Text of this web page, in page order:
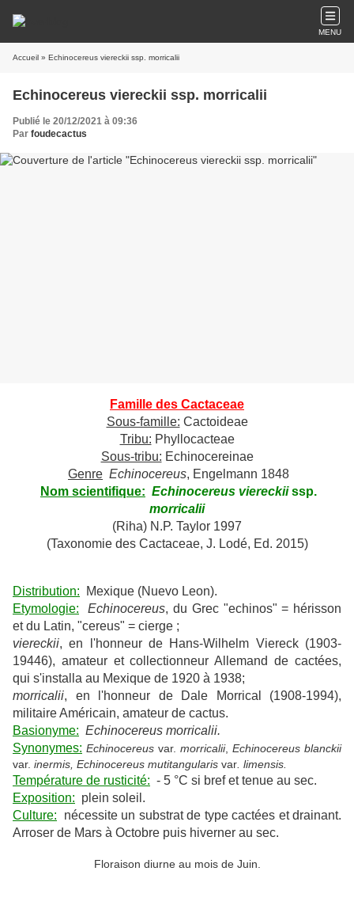
MENU
Accueil » Echinocereus viereckii ssp. morricalii
Echinocereus viereckii ssp. morricalii
Publié le 20/12/2021 à 09:36
Par foudecactus
Famille des Cactaceae
Sous-famille: Cactoideae
Tribu: Phyllocacteae
Sous-tribu: Echinocereinae
Genre Echinocereus, Engelmann 1848
Nom scientifique: Echinocereus viereckiissp.
morricalii
(Riha) N.P. Taylor 1997
(Taxonomie des Cactaceae, J. Lodé, Ed. 2015)
Distribution: Mexique (Nuevo Leon).
Etymologie:
Echinocereus, du Grec "echinos" = hérisson
et du Latin, "cereus" = cierge ;
viereckii, en l'honneur de Hans-Wilhelm Viereck (1903-
19446), amateur et collectionneur Allemand de cactées,
qui s'installa au Mexique de 1920 à 1938;
morricalii, en l'honneur de Dale Morrical (1908-1994),
militaire Américain, amateur de cactus.
Basionyme: Echinocereus morricalii.
Synonymes: Echinocereus var. morricalii, Echinocereus blanckii
var. inermis, Echinocereus mutitangularis var . limensis.
Température de rusticité: - 5 °C si bref et tenue au sec.
Exposition: plein soleil.
Culture:
nécessite un substrat de type cactées et drainant.
Arroser de Mars à Octobre puis hiverner au sec.
Floraison diurne au mois de Juin.